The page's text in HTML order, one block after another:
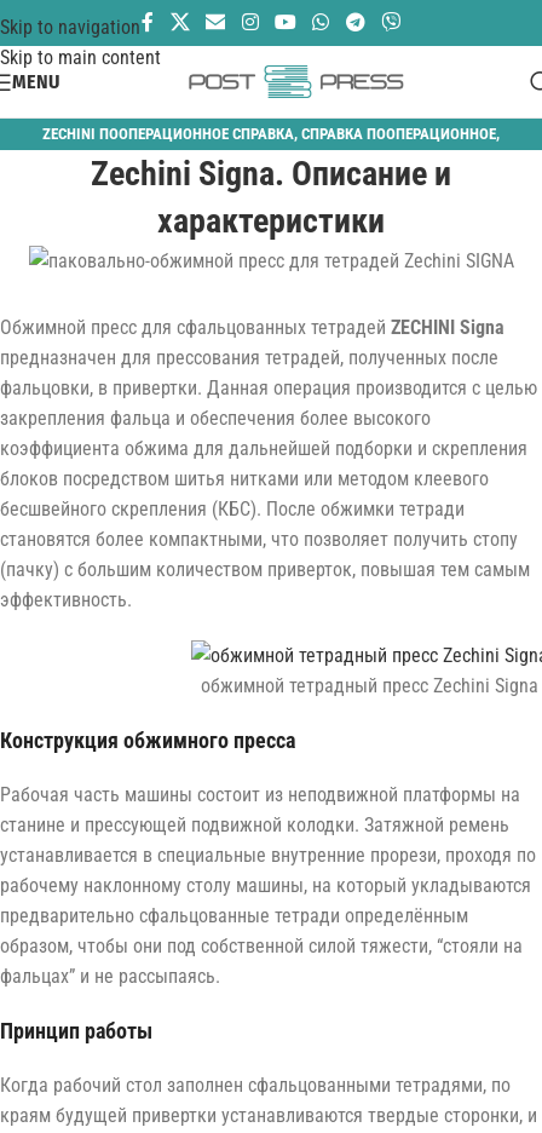
Skip to navigation
Skip to main content
MENU
ZECHINI ПООПЕРАЦИОННОЕ СПРАВКА, СПРАВКА ПООПЕРАЦИОННОЕ,
СПРАВОЧНАЯ
Zechini Signa. Описание и
характеристики
Обжимной пресс для сфальцованных тетрадей ZECHINI Signa
предназначен для прессования тетрадей, полученных после
фальцовки, в привертки. Данная операция производится с целью
закрепления фальца и обеспечения более высокого
коэффициента обжима для дальнейшей подборки и скрепления
блоков посредством шитья нитками или методом клеевого
бесшвейного скрепления (КБС). После обжимки тетради
становятся более компактными, что позволяет получить стопу
(пачку) с большим количеством приверток, повышая тем самым
эффективность.
обжимной тетрадный пресс Zechini Signa
Конструкция обжимного пресса
Рабочая часть машины состоит из неподвижной платформы на
станине и прессующей подвижной колодки. Затяжной ремень
устанавливается в специальные внутренние прорези, проходя по
рабочему наклонному столу машины, на который укладываются
предварительно сфальцованные тетради определённым
образом, чтобы они под собственной силой тяжести, “стояли на
фальцах” и не рассыпаясь.
Принцип работы
Когда рабочий стол заполнен сфальцованными тетрадями, по
краям будущей привертки устанавливаются твердые сторонки, и